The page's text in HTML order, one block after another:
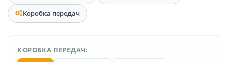
Коробка передач
КОРОБКА ПЕРЕДАЧ: